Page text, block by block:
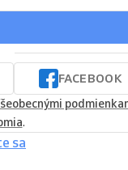
FACEBOOK
.
sa